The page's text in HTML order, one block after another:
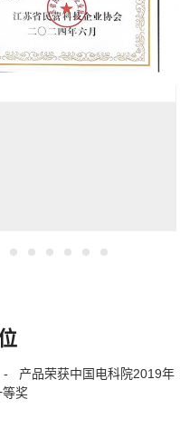
- 产品荣获中国电科院2019年
等奖